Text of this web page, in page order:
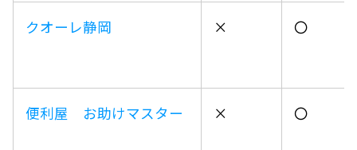
クオーレ静岡 × 〇
便利屋 お助けマスター × 〇